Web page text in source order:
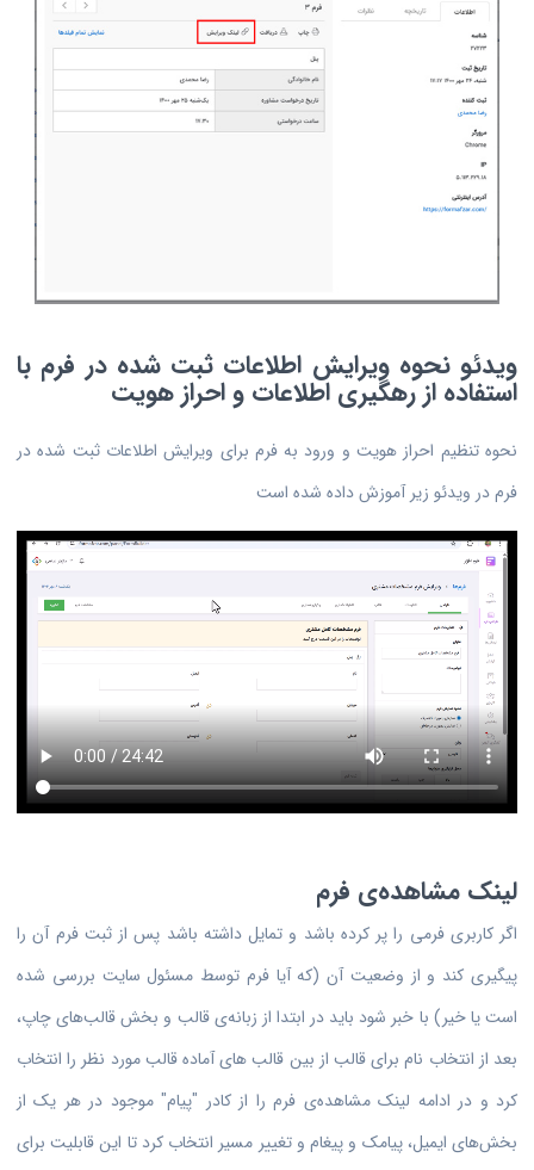
ویدئو نحوه ویرایش اطلاعات ثبت شده در فرم با
استفاده از رهگیری اطلاعات و احراز هویت
نحوه تنظیم احراز هویت و ورود به فرم برای ویرایش اطلاعات ثبت شده در
فرم در ویدئو زیر آموزش داده شده است
لینک مشاهده‌ی فرم
اگر کاربری فرمی را پر کرده باشد و تمایل داشته باشد پس از ثبت فرم آن را
پیگیری کند و از وضعیت آن (که آیا فرم توسط مسئول سایت بررسی شده
است یا خیر) با خبر شود باید در ابتدا از زبانه‌ی قالب و بخش قالب‌های چاپ،
بعد از انتخاب نام برای قالب از بین قالب های آماده قالب مورد نظر را انتخاب
کرد و در ادامه لینک مشاهده‌ی فرم را از کادر "پیام" موجود در هر یک از
بخش‌های ایمیل، پیامک و پیغام و تغییر مسیر انتخاب کرد تا این قابلیت برای